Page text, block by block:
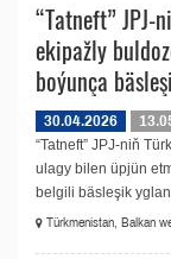
“Tatneft” JPJ-
ekipažly
boýunça
30.04.2026
“Tatneft” JPJ-niň
ulagy bilen üpjün
belgili bäsleşik
Türkmenistan, Balkan